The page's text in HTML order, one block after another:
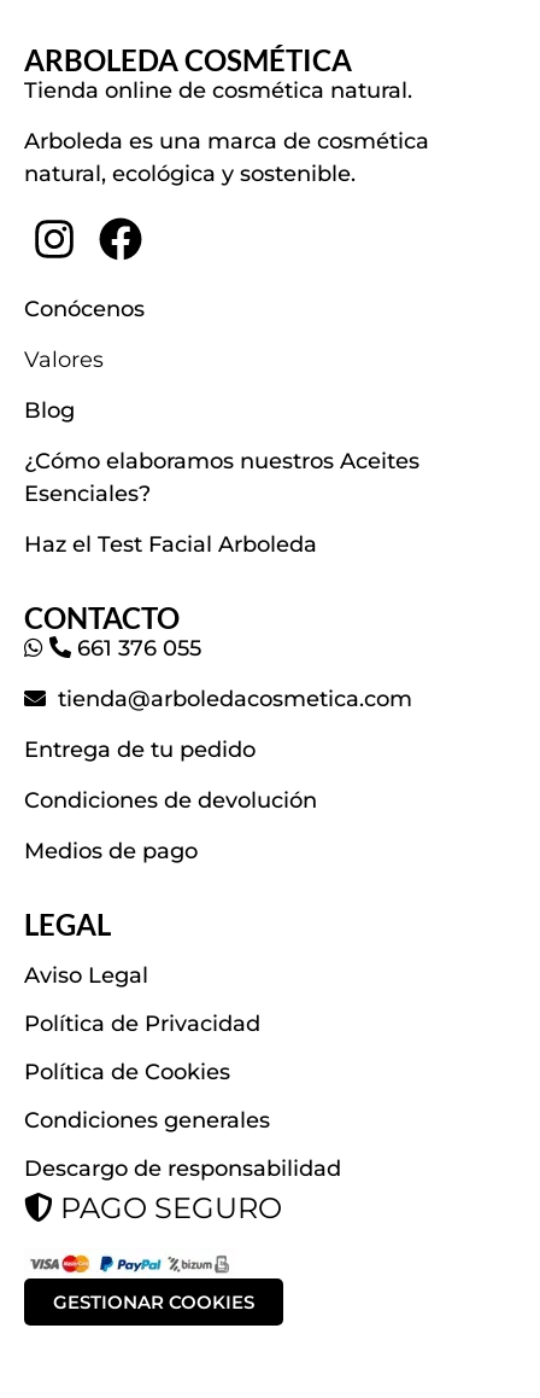
ARBOLEDA COSMÉTICA
Tienda online de cosmética natural.
Arboleda es una marca de cosmética
natural, ecológica y sostenible.
Conócenos
Valores
Blog
¿Cómo elaboramos nuestros Aceites
Esenciales?
Haz el Test Facial Arboleda
CONTACTO
661 376 055
tienda@arboledacosmetica.com
Entrega de tu pedido
Condiciones de devolución
Medios de pago
LEGAL
Aviso Legal
Política de Privacidad
Política de Cookies
Condiciones generales
Descargo de responsabilidad
PAGO SEGURO
GESTIONAR COOKIES